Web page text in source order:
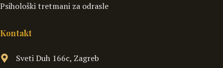
Psihološki tretmani za odrasle
Kontakt
Sveti Duh 166c, Zagreb